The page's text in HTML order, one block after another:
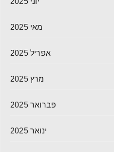
מאי 2025
אפריל 2025
מרץ 2025
פברואר 2025
ינואר 2025